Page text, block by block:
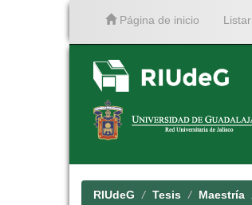
Página de inicio Listar
RIUdeG Tesis Maestría